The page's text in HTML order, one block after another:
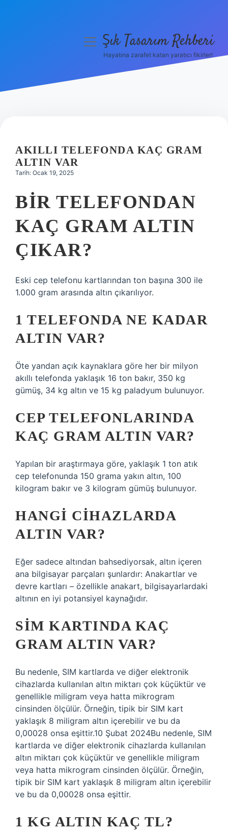
Hakkımızda
menüyüŞık Tasarım Rehberi
Hayatına zarafet katan yaratıcı fikirler!
AKILLI TELEFONDA KAÇ GRAM
ALTIN VAR
Tarih: Ocak 19, 2025
BIR TELEFONDAN
KAÇ GRAM ALTIN
ÇIKAR?
Eski cep telefonu kartlarından ton başına 300 ile
1.000 gram arasında altın çıkarılıyor.
1 TELEFONDA NE KADAR
ALTIN VAR?
Öte yandan açık kaynaklara göre her bir milyon
akıllı telefonda yaklaşık 16 ton bakır, 350 kg
gümüş, 34 kg altın ve 15 kg paladyum bulunuyor.
CEP TELEFONLARINDA
KAÇ GRAM ALTIN VAR?
Yapılan bir araştırmaya göre, yaklaşık 1 ton atık
cep telefonunda 150 grama yakın altın, 100
kilogram bakır ve 3 kilogram gümüş bulunuyor.
HANGI CIHAZLARDA
ALTIN VAR?
Eğer sadece altından bahsediyorsak, altın içeren
ana bilgisayar parçaları şunlardır: Anakartlar ve
devre kartları – özellikle anakart, bilgisayarlardaki
altının en iyi potansiyel kaynağıdır.
SIM KARTINDA KAÇ
GRAM ALTIN VAR?
Bu nedenle, SIM kartlarda ve diğer elektronik
cihazlarda kullanılan altın miktarı çok küçüktür ve
genellikle miligram veya hatta mikrogram
cinsinden ölçülür. Örneğin, tipik bir SIM kart
yaklaşık 8 miligram altın içerebilir ve bu da
0,00028 onsa eşittir.10 Şubat 2024Bu nedenle, SIM
kartlarda ve diğer elektronik cihazlarda kullanılan
altın miktarı çok küçüktür ve genellikle miligram
veya hatta mikrogram cinsinden ölçülür. Örneğin,
tipik bir SIM kart yaklaşık 8 miligram altın içerebilir
ve bu da 0,00028 onsa eşittir.
1 KG ALTIN KAÇ TL?